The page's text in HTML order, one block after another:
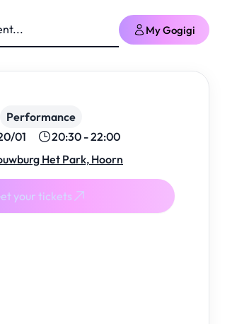
My Gogigi
Performance
01
20:30 - 22:00
Het Park, Hoorn
your tickets